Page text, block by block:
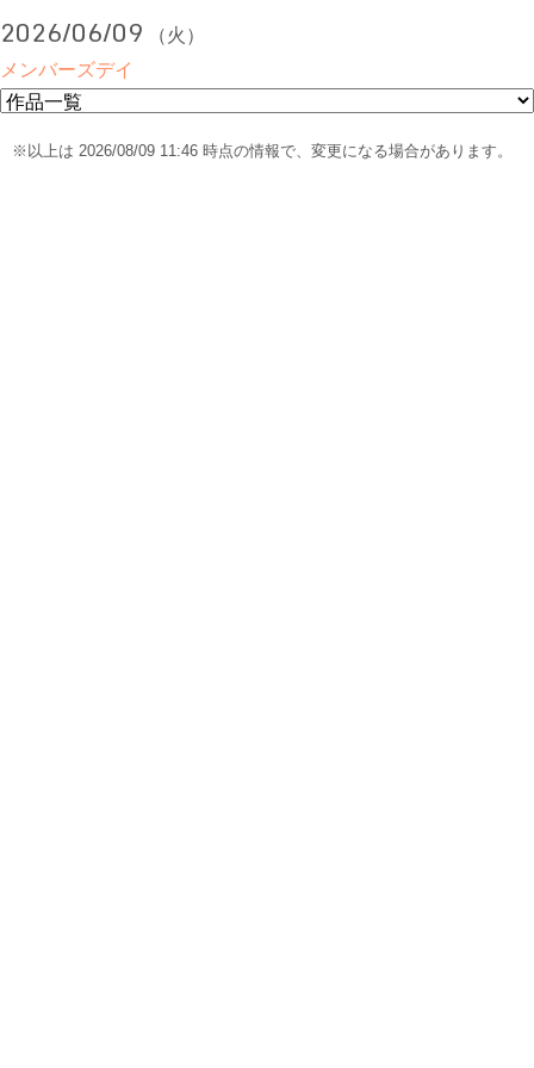
2026/06/09 （火）
メンバーズデイ
※以上は 2026/08/09 11:46 時点の情報で、変更になる場合があります。